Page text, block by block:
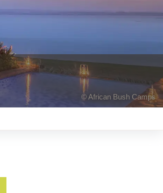
© Dookphoto